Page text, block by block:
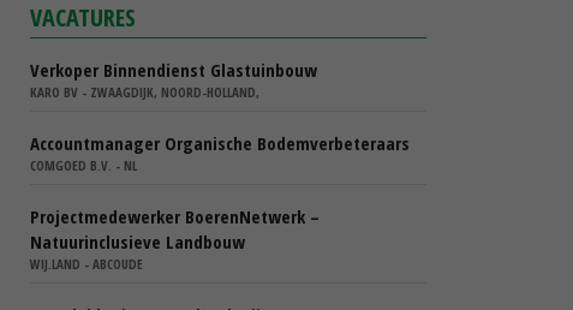
VACATURES
Verkoper Binnendienst Glastuinbouw
KARO BV - ZWAAGDIJK, NOORD-HOLLAND,
Accountmanager Organische Bodemverbeteraars
COMGOED B.V. - NL
Projectmedewerker BoerenNetwerk –
Natuurinclusieve Landbouw
WIJ.LAND - ABCOUDE